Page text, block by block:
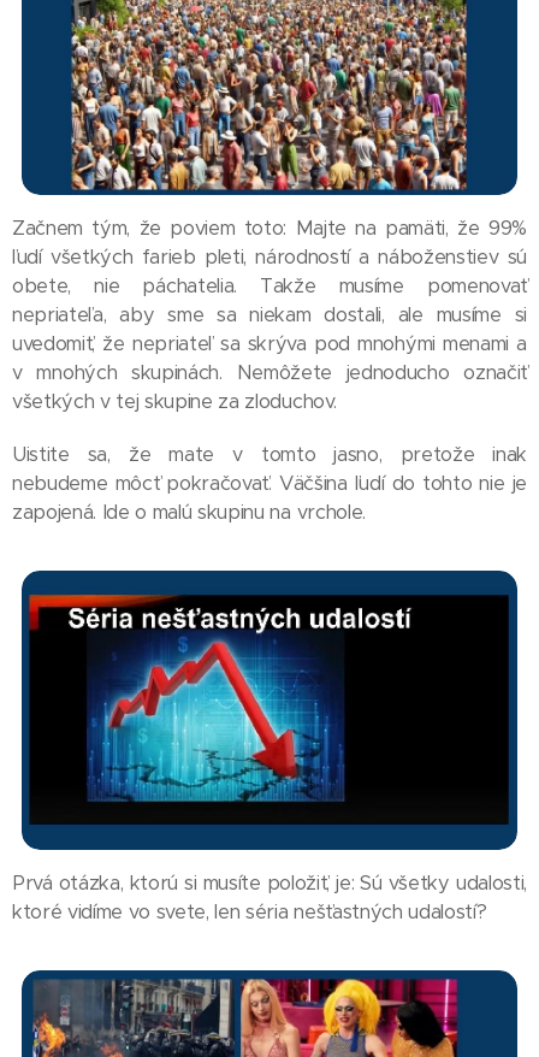
Začnem tým, že poviem toto: Majte na pamäti, že 99%
ľudí všetkých farieb pleti, národností a náboženstiev sú
obete, nie páchatelia. Takže musíme pomenovať
nepriateľa, aby sme sa niekam dostali, ale musíme si
uvedomiť, že nepriateľ sa skrýva pod mnohými menami a
v mnohých skupinách. Nemôžete jednoducho označiť
všetkých v tej skupine za zloduchov.
Uistite sa, že mate v tomto jasno, pretože inak
nebudeme môcť pokračovať. Väčšina ľudí do tohto nie je
zapojená. Ide o malú skupinu na vrchole.
Prvá otázka, ktorú si musíte položiť, je: Sú všetky udalosti,
ktoré vidíme vo svete, len séria nešťastných udalostí?